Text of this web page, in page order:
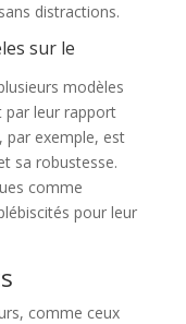
distractions.
sur le
modèles
par leur rapport
par exemple, est
sa robustesse.
comme
pour leur
comme ceux